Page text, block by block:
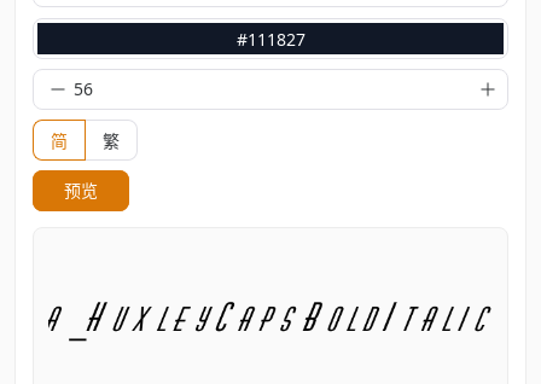
#111827
简 繁
预览